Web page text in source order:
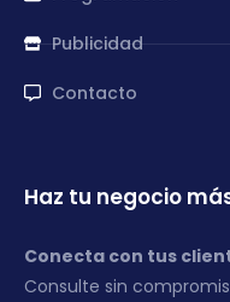
Publicidad
Contacto
Haz tu negocio
Conecta con tus
Consulte sin